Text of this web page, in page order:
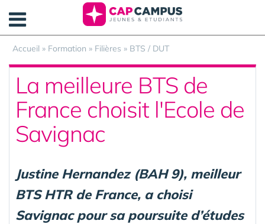
Accueil » Formation » Filières » BTS / DUT
La meilleure BTS de
France choisit l'Ecole de
Savignac
Justine Hernandez (BAH 9), meilleur
BTS HTR de France, a choisi
Savignac pour sa poursuite d’études
Panneau de gestion des cookies